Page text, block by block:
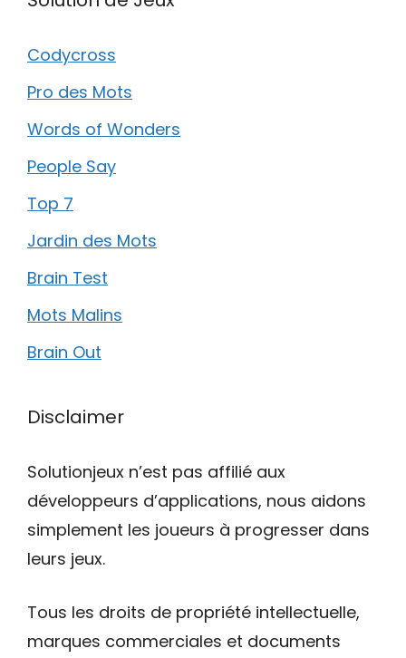
Codycross
Pro des Mots
Words of Wonders
People Say
Top 7
Jardin des Mots
Brain Test
Mots Malins
Brain Out
Disclaimer
Solutionjeux n’est pas affilié aux
développeurs d’applications, nous aidons
simplement les joueurs à progresser dans
leurs jeux.
Tous les droits de propriété intellectuelle,
marques commerciales et documents